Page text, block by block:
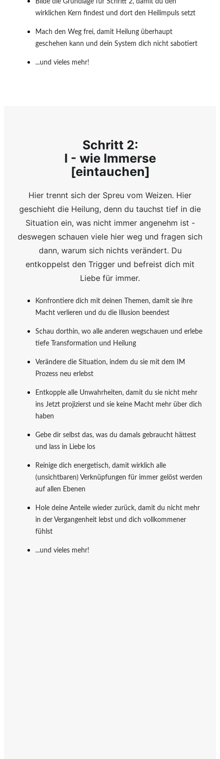
wirklichen Kern findest und dort den Heilimpuls setzt
Mach den Weg frei, damit Heilung überhaupt
geschehen kann und dein System dich nicht sabotiert
...und vieles mehr!
Schritt 2:
I - wie Immerse
[eintauchen]
Hier trennt sich der Spreu vom Weizen. Hier
geschieht die Heilung, denn du tauchst tief in die
Situation ein, was nicht immer angenehm ist -
deswegen schauen viele hier weg und fragen sich
dann, warum sich nichts verändert. Du
entkoppelst den Trigger und befreist dich mit
Liebe für immer.
Konfrontiere dich mit deinen Themen, damit sie ihre
Macht verlieren und du die Illusion beendest
Schau dorthin, wo alle anderen wegschauen und erlebe
tiefe Transformation und Heilung
Verändere die Situation, indem du sie mit dem IM
Prozess neu erlebst
Entkopple alle Unwahrheiten, damit du sie nicht mehr
ins Jetzt projizierst und sie keine Macht mehr über dich
haben
Gebe dir selbst das, was du damals gebraucht hättest
und lass in Liebe los
Reinige dich energetisch, damit wirklich alle
(unsichtbaren) Verknüpfungen für immer gelöst werden
auf allen Ebenen
Hole deine Anteile wieder zurück, damit du nicht mehr
in der Vergangenheit lebst und dich vollkommener
fühlst
...und vieles mehr!